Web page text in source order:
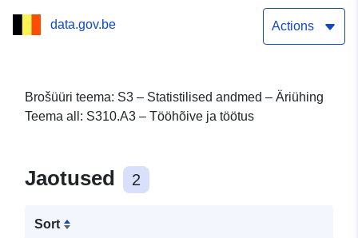
data.gov.be Actions
Brošüüri teema: S3 – Statistilised andmed – Äriühing
Teema all: S310.A3 – Tööhõive ja töötus
Jaotused 2
Sort